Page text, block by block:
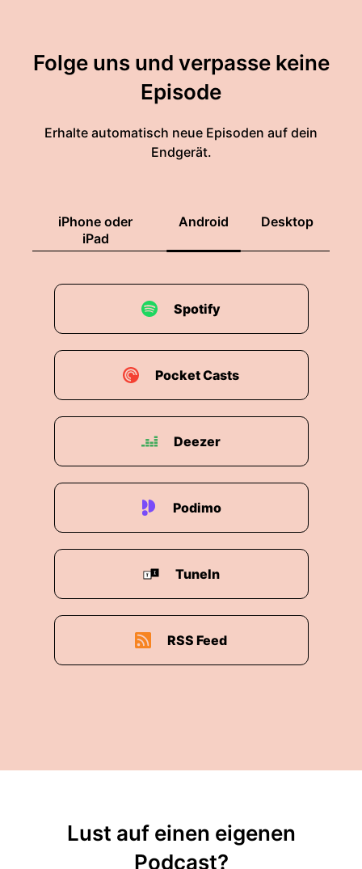
Folge uns und verpasse keine
Episode
Erhalte automatisch neue Episoden auf dein
Endgerät.
iPhone oder
iPad
Android Desktop
Spotify
Pocket Casts
Deezer
Podimo
TuneIn
RSS Feed
Lust auf einen eigenen
Podcast?